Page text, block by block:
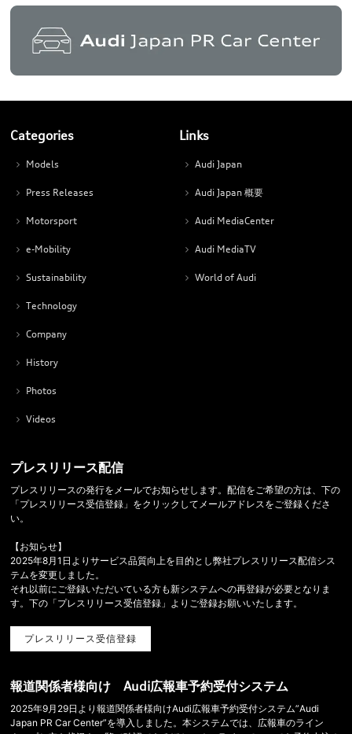
Categories
Models
Press Releases
Motorsport
e-Mobility
Sustainability
Technology
Company
History
Photos
Videos
Links
Audi Japan
Audi Japan 概要
Audi MediaCenter
Audi MediaTV
World of Audi
プレスリリース配信
プレスリリースの発行をメールでお知らせします。配信をご希望の方は、下の
「プレスリリース受信登録」をクリックしてメールアドレスをご登録くださ
い。
【お知らせ】
2025年8月1日よりサービス品質向上を目的とし弊社プレスリリース配信シス
テムを変更しました。
それ以前にご登録いただいている方も新システムへの再登録が必要となりま
す。下の「プレスリリース受信登録」よりご登録お願いいたします。
プレスリリース受信登録
報道関係者様向け Audi広報車予約受付システム
2025年9月29日より報道関係者様向けAudi広報車予約受付システム”Audi
Japan PR Car Center”を導入しました。本システムでは、広報車のライン